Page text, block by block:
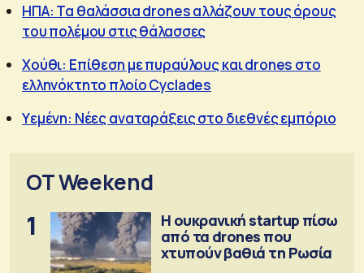
ΗΠΑ: Τα θαλάσσια drones αλλάζουν τους όρους
του πολέμου στις θάλασσες
Χούθι: Επίθεση με πυραύλους και drones στο
ελληνόκτητο πλοίο Cyclades
Υεμένη: Νέες αναταράξεις στο διεθνές εμπόριο
OT Weekend
1
Η ουκρανική startup πίσω
από τα drones που
χτυπούν βαθιά τη Ρωσία